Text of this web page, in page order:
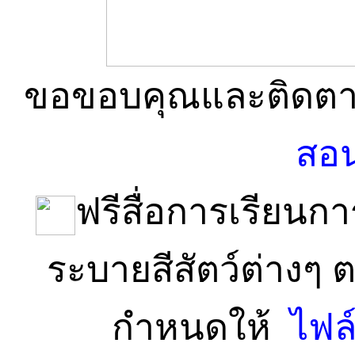
ขอขอบคุณและติดต
สอ
ฟรีสื่อการเรียนก
ระบายสีสัตว์ต่างๆ
กำหนดให้ไฟ